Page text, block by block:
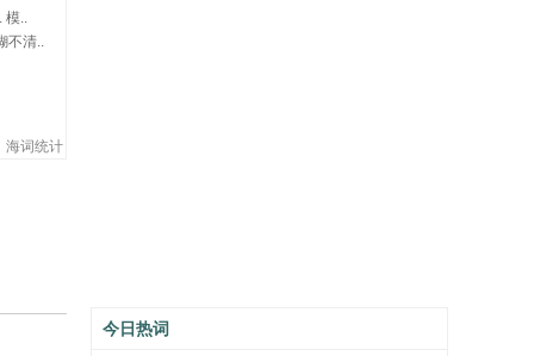
海词统计
模..
不清..
今日热词